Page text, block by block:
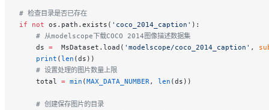
# 检查目录是否已存在
if not os.path.exists( 'coco_2014_caption' ):
    # 从modelscope下载COCO 2014图像描述数据集
    ds
=
  MsDataset.load(
'modelscope/coco_2014_caption' ,
    print
(len (ds))
    # 设置处理的图片数量上限
    total
= min (MAX_DATA_NUMBER, len (ds))
    # 创建保存图片的目录